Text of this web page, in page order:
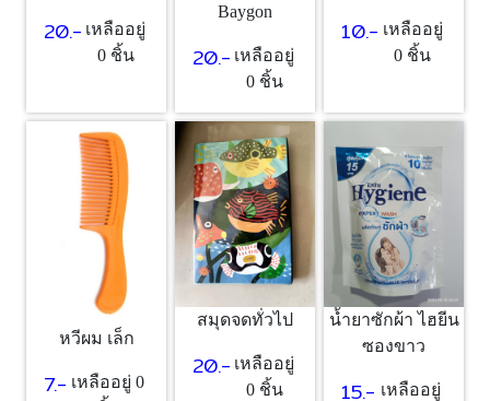
20.- เหลืออยู่
0 ชิ้น
Baygon
20.- เหลืออยู่
0 ชิ้น
10.- เหลืออยู่
0 ชิ้น
หวีผม เล็ก
7.- เหลืออยู่ 0
สมุดจดทั่วไป
20.- เหลืออยู่
0 ชิ้น
น้ำยาซักผ้า ไฮยีน
ซองขาว
15.- เหลืออยู่